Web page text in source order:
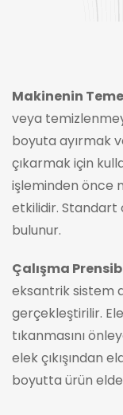
Makinenin
veya
boyuta ayırmak
çıkarmak için
işleminden önce
etkilidir. Standart
bulunur.
Çalışma
eksantrik sistem
gerçekleştirilir.
tıkanmasını
elek çıkışından
boyutta ürün